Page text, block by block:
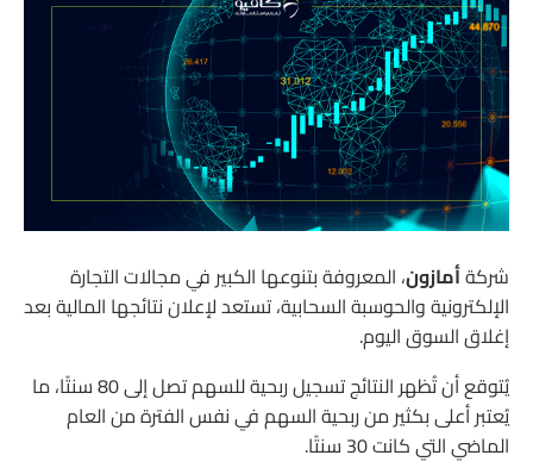
شركةأمازون، المعروفة بتنوعها الكبير في مجالات التجارة
الإلكترونية والحوسبة السحابية، تستعد لإعلان نتائجها المالية بعد
إغلاق السوق اليوم.
يُتوقع أن تُظهر النتائج تسجيل ربحية للسهم تصل إلى 80 سنتًا، ما
يُعتبر أعلى بكثير من ربحية السهم في نفس الفترة من العام
الماضي التي كانت 30 سنتًا.